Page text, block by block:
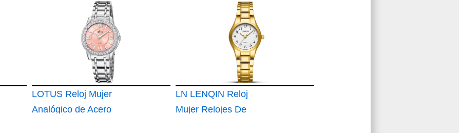
Acero Inoxidable
Ultra Delgado
Correa de Malla de
Acero Inoxidable
Plateada 1782288
LOTUS Reloj Mujer
Analógico de Acero
LN LENQIN Reloj
Mujer Relojes De